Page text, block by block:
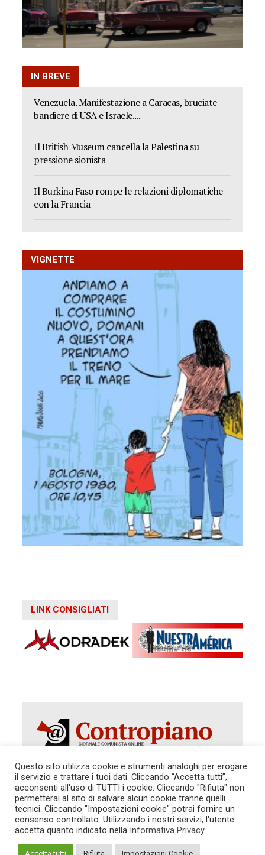
IN BREVE
Venezuela. Manifestazione a Caracas, bruciate
bandiere di USA e Israele....
Il British Museum cancella la Palestina su
pressione sionista
Il Burkina Faso rompe le relazioni diplomatiche
con la Francia
VIGNETTE
LINK CONSIGLIATI
Autorizzazione del Tribunale di Roma 286 del 31
dicembre 2014. Direttore Responsabile: Sergio
Cararo. Indirizzo: V.Casalbruciato 27- sc. B - 00159
Roma -
Tel. 06.640.122.19 -redazione@contropiano.org
TG CONTROPIANO
LINK CONSIGLIATI
Questo sito utilizza cookie e strumenti analoghi per erogare
il servizio e trattare i tuoi dati. Cliccando “Accetta tutti”,
acconsenti all'uso di TUTTI i cookie. Cliccando "Rifiuta" non
permetterai al sito di salvare alcun cookie tranne quelli
tecnici. Cliccando "Impostazioni cookie" potrai fornire un
consenso controllato. Utilizzando i nostri servizi, l'utente
accetta quanto indicato nella Informativa Privacy.